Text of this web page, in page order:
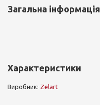
Загальна інформація
Характеристики
Виробник: Zelart